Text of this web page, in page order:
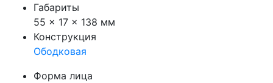
Габариты
55 × 17 × 138 мм
Конструкция
Ободковая
Форма лица